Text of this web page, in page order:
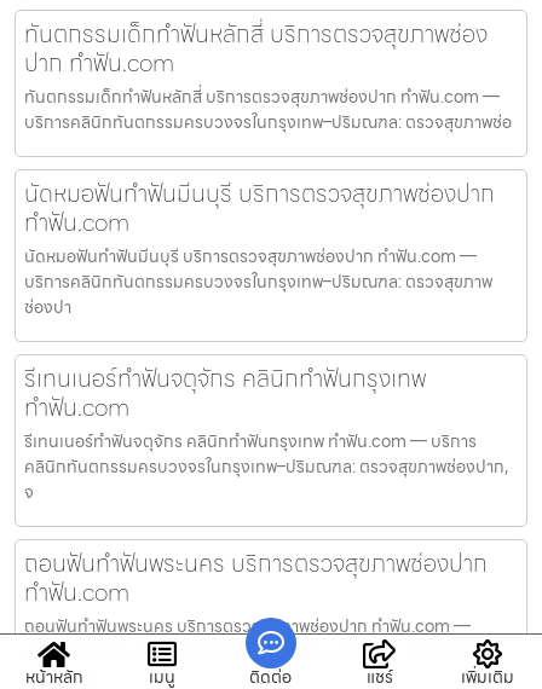
ทันตกรรมเด็กทำฟันหลักสี่ บริการตรวจสุขภาพช่อง
ปาก ทำฟัน.com
ทันตกรรมเด็กทำฟันหลักสี่ บริการตรวจสุขภาพช่องปาก ทำฟัน.com —
บริการคลินิกทันตกรรมครบวงจรในกรุงเทพ–ปริมณฑล: ตรวจสุขภาพช่อ
นัดหมอฟันทำฟันมีนบุรี บริการตรวจสุขภาพช่องปาก
ทำฟัน.com
นัดหมอฟันทำฟันมีนบุรี บริการตรวจสุขภาพช่องปาก ทำฟัน.com —
บริการคลินิกทันตกรรมครบวงจรในกรุงเทพ–ปริมณฑล: ตรวจสุขภาพ
ช่องปา
รีเทนเนอร์ทำฟันจตุจักร คลินิกทำฟันกรุงเทพ
ทำฟัน.com
รีเทนเนอร์ทำฟันจตุจักร คลินิกทำฟันกรุงเทพ ทำฟัน.com — บริการ
คลินิกทันตกรรมครบวงจรในกรุงเทพ–ปริมณฑล: ตรวจสุขภาพช่องปาก,
จ
ถอนฟันทำฟันพระนคร บริการตรวจสุขภาพช่องปาก
ทำฟัน.com
ถอนฟันทำฟันพระนคร บริการตรวจสุขภาพช่องปาก ทำฟัน.com —
บริการคลินิกทันตกรรมครบวงจรในกรุงเทพ–ปริมณฑล: ตรวจสุขภาพ
ช่องปาก, จ
หน้าหลัก เมนู ติดต่อ แชร์ เพิ่มเติม